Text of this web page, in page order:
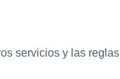
servicios y las reglas